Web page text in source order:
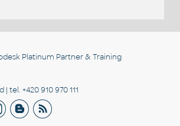
Platinum Partner & Training
tel. +420 910 970 111